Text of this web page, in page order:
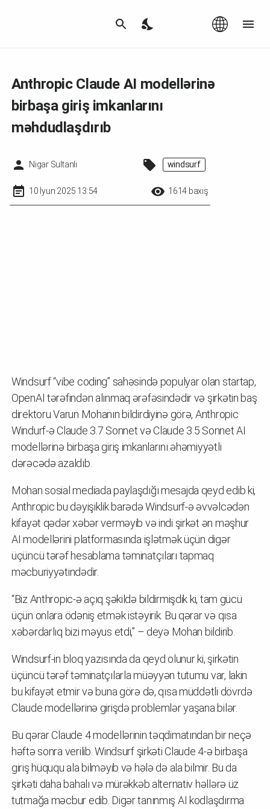
Anthropic Claude AI modellərinə
birbaşa giriş imkanlarını
məhdudlaşdırıb
Nigar Sultanli windsurf
10 İyun 2025 13:54 1614 baxış
Windsurf “vibe coding” sahəsində populyar olan startap,
OpenAI tərəfindən alınmaq ərəfəsindədir və şirkətin baş
direktoru Varun Mohanın bildirdiyinə görə, Anthropic
Windurf-ə Claude 3.7 Sonnet və Claude 3.5 Sonnet AI
modellərinə birbaşa giriş imkanlarını əhəmiyyətli
dərəcədə azaldıb.
Mohan sosial mediada paylaşdığı mesajda qeyd edib ki,
Anthropic bu dəyişiklik barədə Windsurf-ə əvvəlcədən
kifayət qədər xəbər verməyib və indi şirkət ən məşhur
AI modellərini platformasında işlətmək üçün digər
üçüncü tərəf hesablama təminatçıları tapmaq
məcburiyyətindədir.
“Biz Anthropic-ə açıq şəkildə bildirmişdik ki, tam gücü
üçün onlara ödəniş etmək istəyirik. Bu qərar və qısa
xəbərdarlıq bizi məyus etdi,” – deyə Mohan bildirib.
Windsurf-in bloq yazısında da qeyd olunur ki, şirkətin
üçüncü tərəf təminatçılarla müəyyən tutumu var, lakin
bu kifayət etmir və buna görə də, qısa müddətli dövrdə
Claude modellərinə girişdə problemlər yaşana bilər.
Bu qərar Claude 4 modellərinin təqdimatından bir neçə
həftə sonra verilib. Windsurf şirkəti Claude 4-ə birbaşa
giriş hüququ ala bilməyib və hələ də ala bilmir. Bu da
şirkəti daha bahalı və mürəkkəb alternativ həllərə üz
tutmağa məcbur edib. Digər tanınmış AI kodlaşdırma